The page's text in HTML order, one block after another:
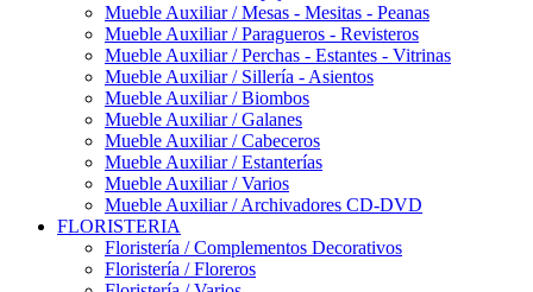
Mueble Auxiliar / Mesas - Mesitas - Peanas
Mueble Auxiliar / Paragueros - Revisteros
Mueble Auxiliar / Perchas - Estantes - Vitrinas
Mueble Auxiliar / Sillería - Asientos
Mueble Auxiliar / Biombos
Mueble Auxiliar / Galanes
Mueble Auxiliar / Cabeceros
Mueble Auxiliar / Estanterías
Mueble Auxiliar / Varios
Mueble Auxiliar / Archivadores CD-DVD
FLORISTERIA
Floristería / Complementos Decorativos
Floristería / Floreros